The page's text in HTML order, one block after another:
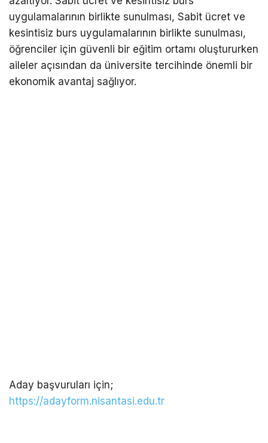
uygulamalarının birlikte sunulması, Sabit ücret ve
kesintisiz burs uygulamalarının birlikte sunulması,
öğrenciler için güvenli bir eğitim ortamı oluştururken
aileler açısından da üniversite tercihinde önemli bir
ekonomik avantaj sağlıyor.
Aday başvuruları için;
https://adayform.nisantasi.edu.tr